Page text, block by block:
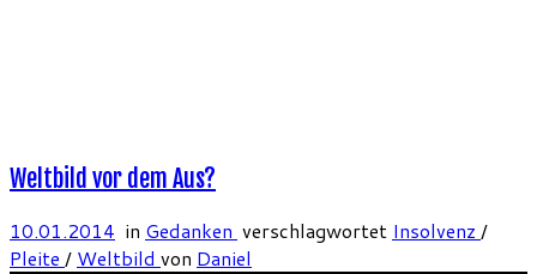
Weltbild vor dem Aus?
10.01.2014 in Gedanken verschlagwortet Insolvenz /
Pleite / Weltbild von Daniel